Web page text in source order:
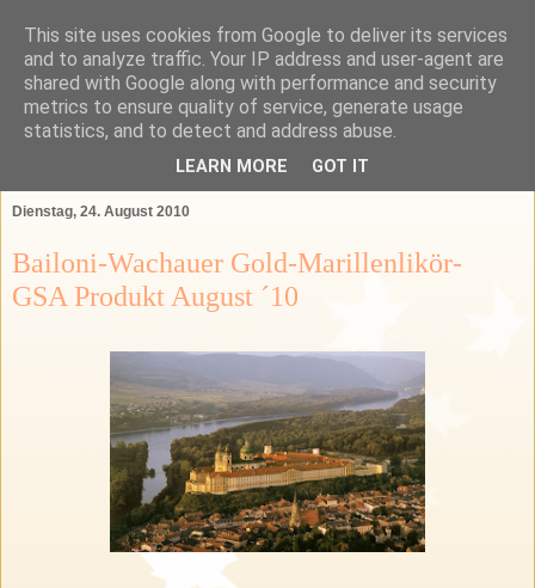
Das Bartender Labor
Der Bartender&Connaisseur Blog über Barkultur,
Spirituosen und das GSA-Land
Dienstag, 24. August 2010
Bailoni-Wachauer Gold-Marillenlikör-
GSA Produkt August ´10
This site uses cookies from Google to deliver its services
and to analyze traffic. Your IP address and user-agent are
shared with Google along with performance and security
metrics to ensure quality of service, generate usage
statistics, and to detect and address abuse.
LEARN MORE GOT IT